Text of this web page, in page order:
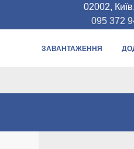
02002,
095 372
ЗАВАНТАЖЕННЯ